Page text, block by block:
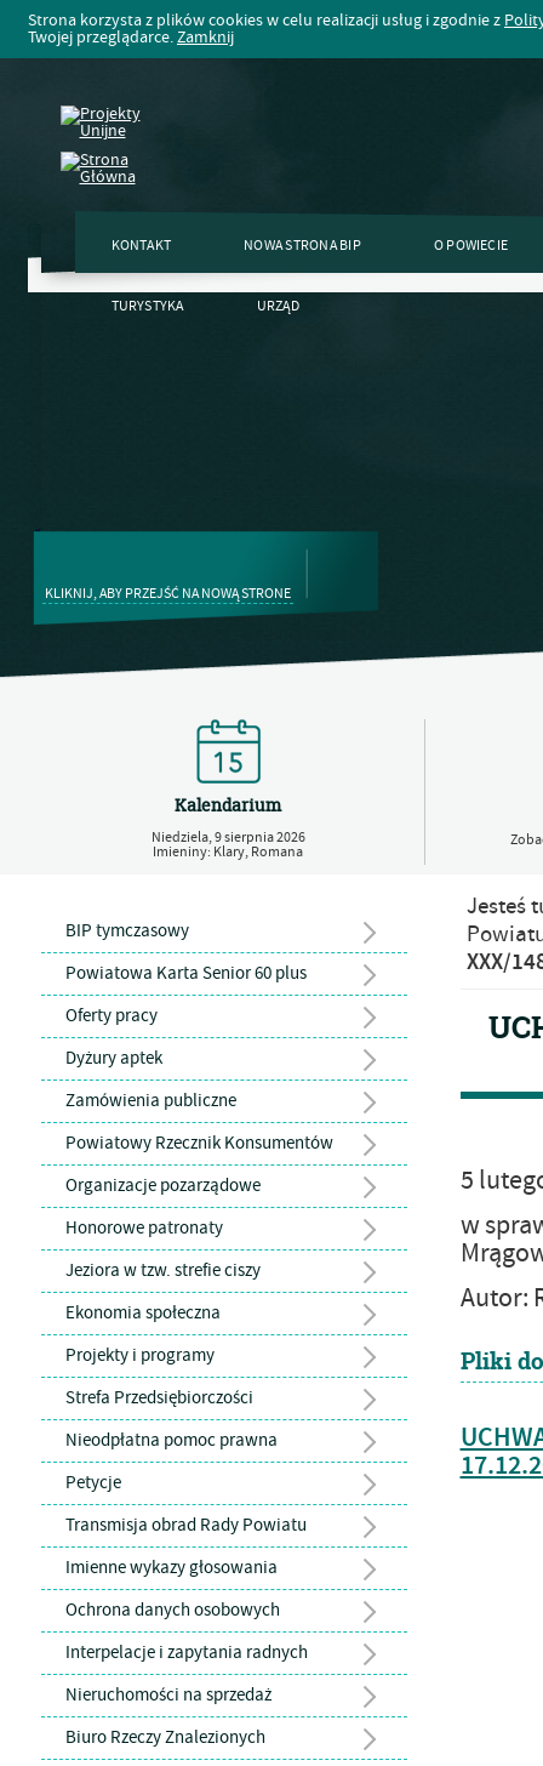
Strona korzysta z plików cookies w celu realizacji usług i zgodnie z
Twojej przeglądarce.Zamknij
KONTAKT NOWA STRONA BIP O POWIECIE
TURYSTYKA URZĄD
KLIKNIJ, ABY PRZEJŚĆ NA NOWĄ STRONE
Kalendarium
Niedziela,9sierpnia2026
Imieniny: Klary, Romana
BIP tymczasowy
Powiatowa Karta Senior 60 plus
Oferty pracy
Dyżury aptek
Zamówienia publiczne
Powiatowy Rzecznik Konsumentów
Organizacje pozarządowe
Honorowe patronaty
Jeziora w tzw. strefie ciszy
Ekonomia społeczna
Projekty i programy
Strefa Przedsiębiorczości
Nieodpłatna pomoc prawna
Petycje
Transmisja obrad Rady Powiatu
Imienne wykazy głosowania
Ochrona danych osobowych
Interpelacje i zapytania radnych
Nieruchomości na sprzedaż
Biuro Rzeczy Znalezionych
Jesteś
XXX/
5
w
Autor:
Pliki